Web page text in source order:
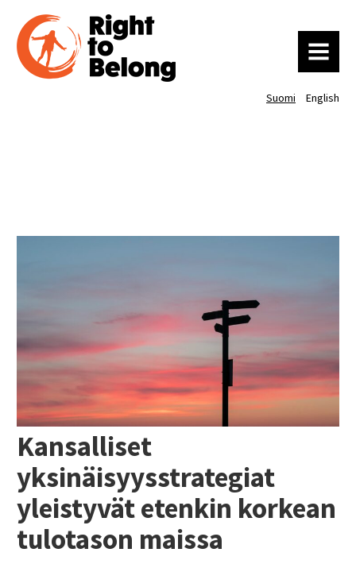
MENU
Suomi English
Kansalliset
yksinäisyysstrategiat
yleistyvät etenkin korkean
tulotason maissa